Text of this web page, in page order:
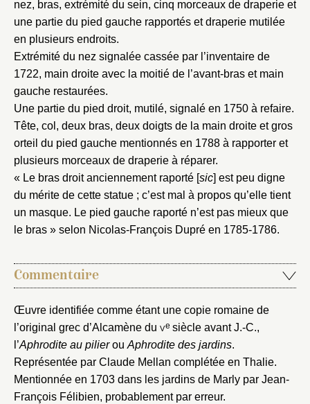
nez, bras, extrémité du sein, cinq morceaux de draperie et
une partie du pied gauche rapportés et draperie mutilée
en plusieurs endroits.
Extrémité du nez signalée cassée par l’inventaire de
1722, main droite avec la moitié de l’avant-bras et main
gauche restaurées.
Une partie du pied droit, mutilé, signalé en 1750 à refaire.
Tête, col, deux bras, deux doigts de la main droite et gros
orteil du pied gauche mentionnés en 1788 à rapporter et
plusieurs morceaux de draperie à réparer.
« Le bras droit anciennement raporté [sic] est peu digne
du mérite de cette statue ; c’est mal à propos qu’elle tient
un masque. Le pied gauche raporté n’est pas mieux que
le bras » selon Nicolas-François Dupré en 1785-1786.
Commentaire
Œuvre identifiée comme étant une copie romaine de
l’original grec d’Alcamène du ve siècle avant J.-C.,
l’Aphrodite au pilierou Aphrodite des jardins.
Représentée par Claude Mellan complétée en Thalie.
Mentionnée en 1703 dans les jardins de Marly par Jean-
François Félibien, probablement par erreur.
Fermer
Choix du dossier où ajouter la
notice
Nom du dossier
Valider
Créer et ajouter
Connexion
Courriel
Mot de passe
Envoyer
Vous n'êtes pas encore inscrit ?Créer un compte
Vous avez oublié votre mot de passe ?Cliquez ici